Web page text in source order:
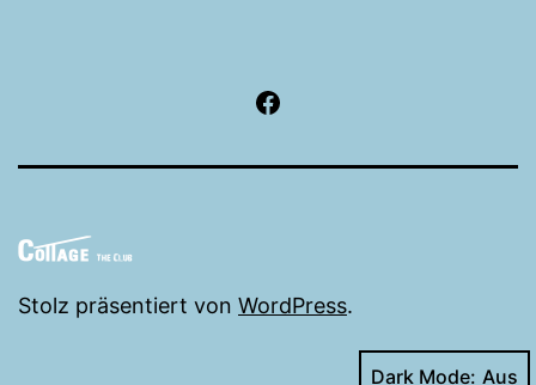
Stolz präsentiert von WordPress.
Dark Mode: